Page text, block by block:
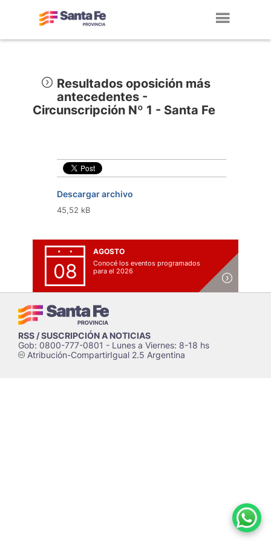
Resultados oposición más
antecedentes -
Circunscripción Nº 1 - Santa Fe
Descargar archivo
45,52 kB
08
AGOSTO
Conocé los eventos programados
para el 2026
RSS / SUSCRIPCIÓN A NOTICIAS
Gob: 0800-777-0801 - Lunes a Viernes: 8-18 hs
cAtribución-CompartirIgual 2.5 Argentina